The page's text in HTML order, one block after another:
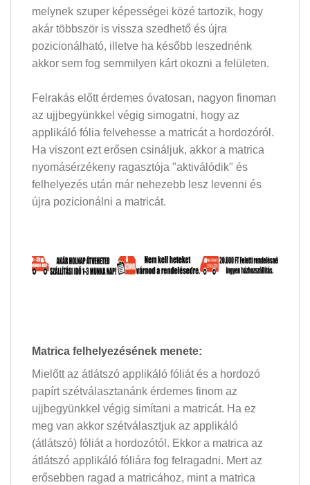
melynek szuper képességei közé tartozik, hogy
akár többször is vissza szedhető és újra
pozicionálható, illetve ha később leszednénk
akkor sem fog semmilyen kárt okozni a felületen.
Felrakás előtt érdemes óvatosan, nagyon finoman
az ujjbegyünkkel végig simogatni, hogy az
applikáló fólia felvehesse a matricát a hordozóról.
Ha viszont ezt erősen csináljuk, akkor a matrica
nyomásérzékeny ragasztója "aktiválódik" és
felhelyezés után már nehezebb lesz levenni és
újra pozicionálni a matricát.
Matrica felhelyezésének menete:
Mielőtt az átlátszó applikáló fóliát és a hordozó
papírt szétválasztanánk érdemes finom az
ujjbegyünkkel végig simítani a matricát. Ha ez
meg van akkor szétválasztjuk az applikáló
(átlátszó) fóliát a hordozótól. Ekkor a matrica az
átlátszó applikáló fóliára fog felragadni. Mert az
erősebben ragad a matricához, mint a matrica